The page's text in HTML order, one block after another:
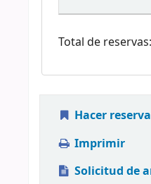
Total de
Hacer reserva
Imprimir
Solicitud de